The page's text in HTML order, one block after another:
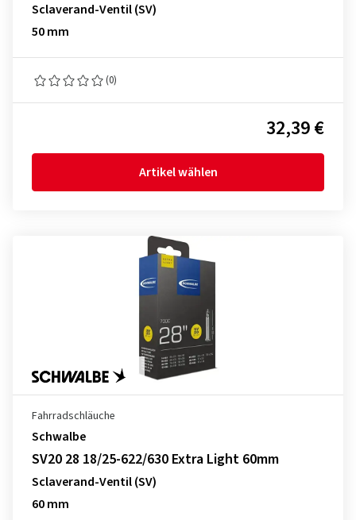
Sclaverand-Ventil (SV)
50 mm
(0)
32,39 €
Artikel wählen
Fahrradschläuche
Schwalbe
SV20 28 18/25-622/630 Extra Light 60mm
Sclaverand-Ventil (SV)
60 mm